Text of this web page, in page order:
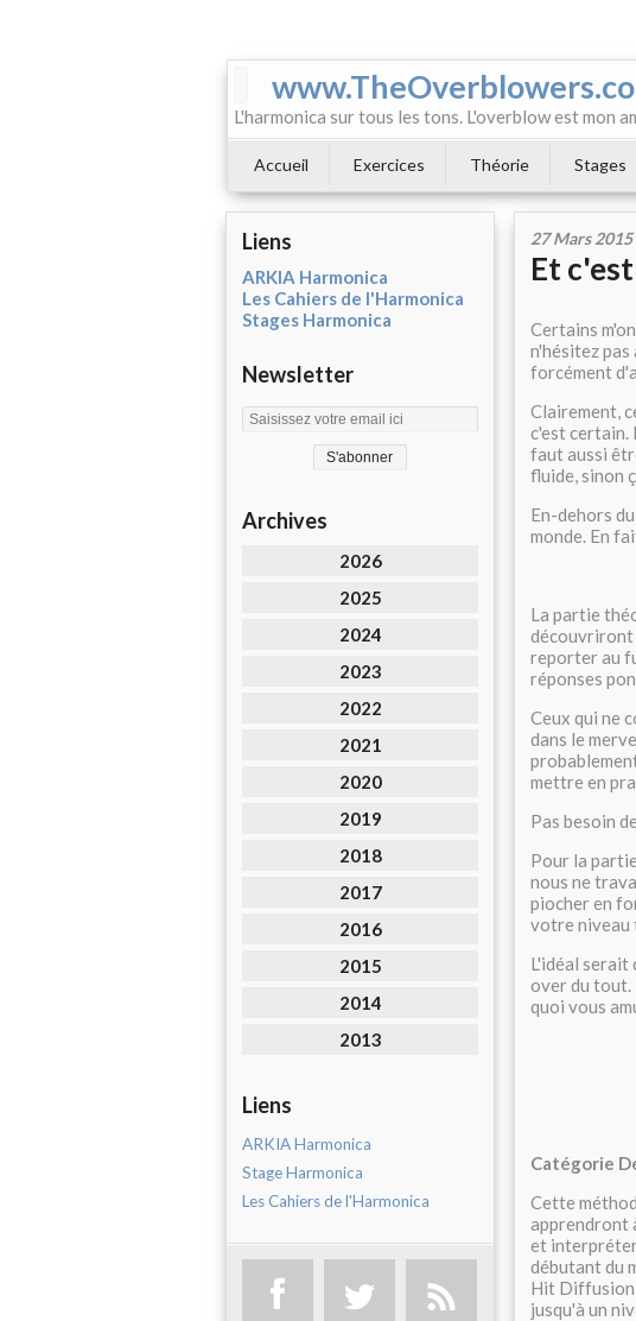
L'harmonica sur tous les tons. L'overblow est mon
Accueil Exercices Théorie Stages
Liens
ARKIA Harmonica
Les Cahiers de l'Harmonica
Stages Harmonica
Newsletter
Archives
2026
2025
2024
2023
2022
2021
2020
2019
2018
2017
2016
2015
2014
2013
Liens
ARKIA Harmonica
Stage Harmonica
Les Cahiers de l'Harmonica
27 Mars 2015
Et
Certains
n'hésitez
forcément
Clairement,
c'est certain.
faut aussi
fluide, sinon
En-dehors
monde. En
La partie
découvriront
reporter au
réponses
Ceux qui ne
dans le
mettre en
Pas besoin
Pour la
nous ne
piocher en
votre niveau
L'idéal serait
over du tout.
quoi vous
Catégorie
Cette
apprendront
et
débutant du
Hit
jusqu'à un